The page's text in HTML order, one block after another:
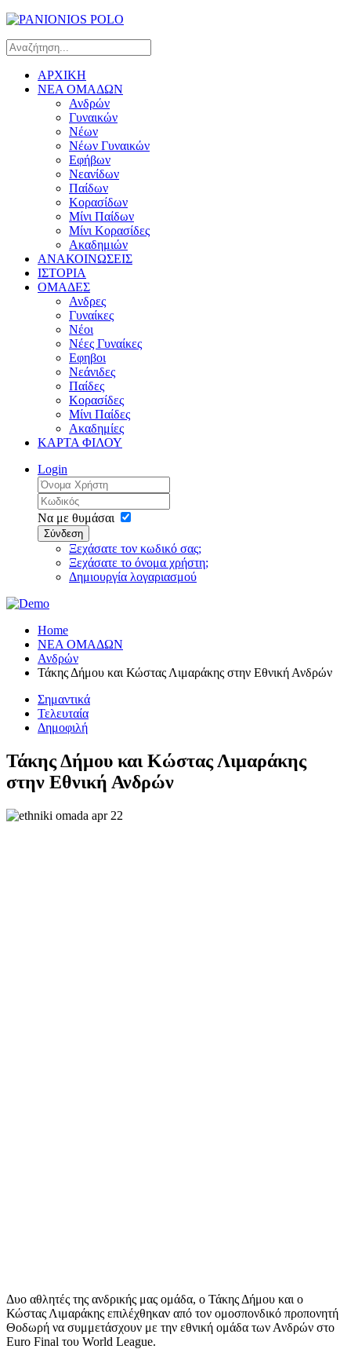
ΑΡΧΙΚΗ
ΝΕΑ ΟΜΑΔΩΝ
Ανδρών
Γυναικών
Νέων
Νέων Γυναικών
Εφήβων
Νεανίδων
Παίδων
Κορασίδων
Μίνι Παίδων
Μίνι Κορασίδες
Ακαδημιών
ΑΝΑΚΟΙΝΩΣΕΙΣ
ΙΣΤΟΡΙΑ
ΟΜΑΔΕΣ
Ανδρες
Γυναίκες
Νέοι
Νέες Γυναίκες
Εφηβοι
Νεάνιδες
Παίδες
Κορασίδες
Μίνι Παίδες
Ακαδημίες
ΚΑΡΤΑ ΦΙΛΟΥ
Login
Να με θυμάσαι
Σύνδεση
Ξεχάσατε τον κωδικό σας;
Ξεχάσατε το όνομα χρήστη;
Δημιουργία λογαριασμού
Home
ΝΕΑ ΟΜΑΔΩΝ
Ανδρών
Τάκης Δήμου και Κώστας Λιμαράκης στην Εθνική Ανδρών
Σημαντικά
Τελευταία
Δημοφιλή
Τάκης Δήμου και Κώστας Λιμαράκης
στην Εθνική Ανδρών
Δυο αθλητές της ανδρικής μας ομάδα, ο Τάκης Δήμου και ο
Κώστας Λιμαράκης επιλέχθηκαν από τον ομοσπονδικό προπονητή
Θοδωρή να συμμετάσχουν με την εθνική ομάδα των Ανδρών στο
Euro Final του World League.